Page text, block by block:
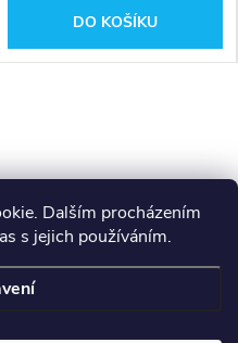
Dalším procházením
s jejich používáním.
DO KOŠÍKU